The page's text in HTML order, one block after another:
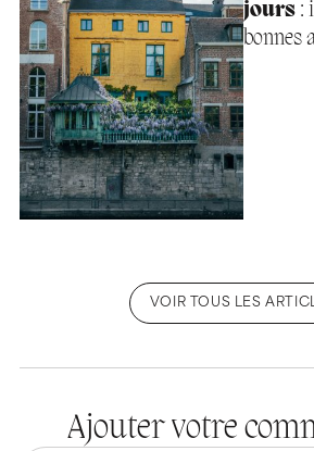
jours:
bonnes
VOIR TOUS LES
Ajouter votre